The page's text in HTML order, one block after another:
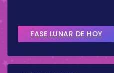
FASE LUNAR DE HOY